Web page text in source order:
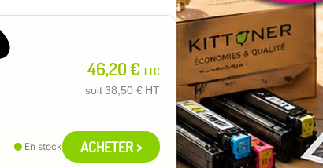
46,20 €TTC
soit38,50 € HT
En stock ACHETER >